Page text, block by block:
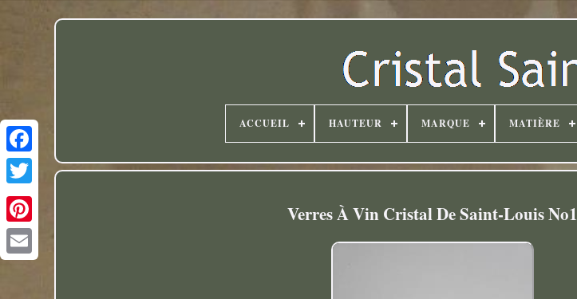
Twitter
ACCUEIL HAUTEUR MARQUE MATIÈRE
Verres À Vin Cristal De Saint-Louis No1